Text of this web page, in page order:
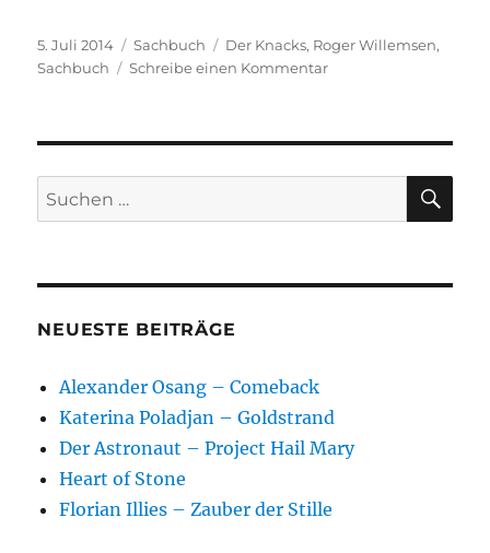
Veröffentlicht
am
5. Juli 2014 Kategorien
Sachbuch Schlagwörter
Der Knacks, Roger Willemsen,
Sachbuch
Schreibe einen Kommentarzu
Knacks
Suchen
nach:
NEUESTE BEITRÄGE
Alexander Osang – Comeback
Katerina Poladjan – Goldstrand
Der Astronaut – Project Hail Mary
Heart of Stone
Florian Illies – Zauber der Stille